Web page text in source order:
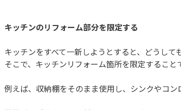
キッチンのリフォーム部分を限定する
キッチンをすべて一新しようとすると、どうして
そこで、キッチンリフォーム箇所を限定すること
例えば、収納棚をそのまま使用し、シンクやコン